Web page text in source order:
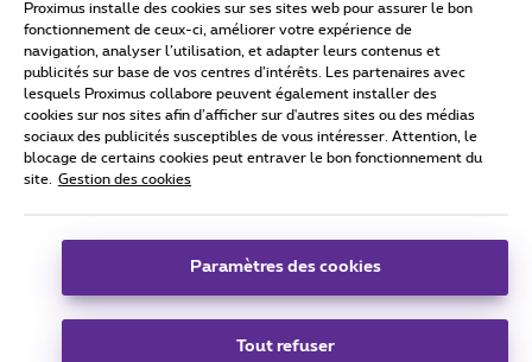
Conditions d'utilisation Accessibility statement
Tous droits réservés. © 2026 Proximus
Conditions générales, info consommateur
Coordonnées de l’entreprise
Boulevard du Roi Albert II 27 - B-1030 Bruxelles.
Proximus installe des cookies sur ses sites web pour assurer le bon
fonctionnement de ceux-ci, améliorer votre expérience de
navigation, analyser l’utilisation, et adapter leurs contenus et
publicités sur base de vos centres d’intérêts. Les partenaires avec
lesquels Proximus collabore peuvent également installer des
cookies sur nos sites afin d’afficher sur d'autres sites ou des médias
sociaux des publicités susceptibles de vous intéresser. Attention, le
blocage de certains cookies peut entraver le bon fonctionnement du
site.
Gestion des cookies
Paramètres des cookies
Tout refuser